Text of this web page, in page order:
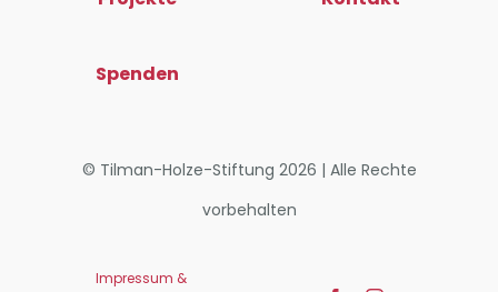
Spenden
© Tilman-Holze-Stiftung 2026 | Alle Rechte
vorbehalten
Impressum &